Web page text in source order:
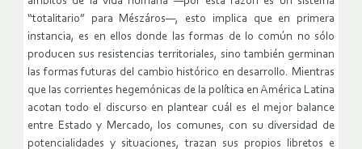
“totalitario” para Mészáros―, esto implica que en primera
instancia, es en ellos donde las formas de lo común no sólo
producen sus resistencias territoriales, sino también germinan
las formas futuras del cambio histórico en desarrollo. Mientras
que las corrientes hegemónicas de la política en América Latina
acotan todo el discurso en plantear cuál es el mejor balance
entre Estado y Mercado, los comunes, con su diversidad de
potencialidades y situaciones, trazan sus propios libretos e